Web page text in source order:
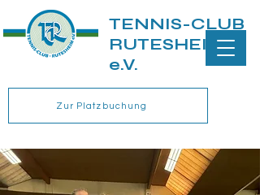
TENNIS-CLUB
RUTESHEIM
e.V.
Zur Platzbuchung